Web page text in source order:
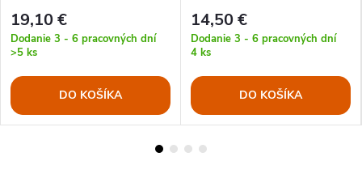
19,10 €
Dodanie 3 - 6 pracovných dní
>5 ks
DO KOŠÍKA
14,50 €
Dodanie 3 - 6 pracovných dní
4 ks
DO KOŠÍKA